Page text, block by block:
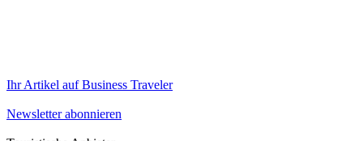
Ihr Artikel auf Business Traveler
Newsletter abonnieren